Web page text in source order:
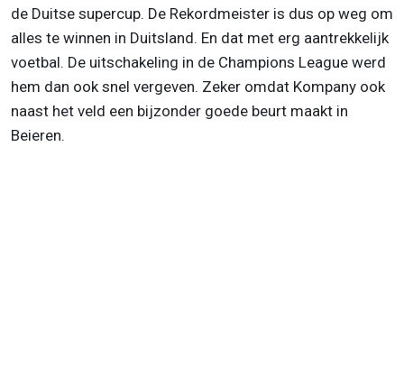
de Duitse supercup. De Rekordmeister is dus op weg om
alles te winnen in Duitsland. En dat met erg aantrekkelijk
voetbal. De uitschakeling in de Champions League werd
hem dan ook snel vergeven. Zeker omdat Kompany ook
naast het veld een bijzonder goede beurt maakt in
Beieren.